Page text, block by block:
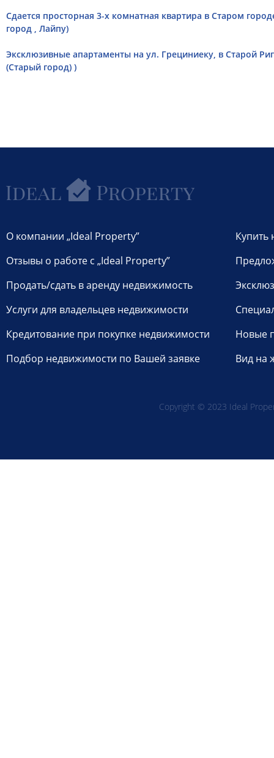
Сдается просторная 3-х комнатная квартира в Старом
город , Лайпу)
Эксклюзивные апартаменты на ул. Грециниеку, в Старой
(Старый город) )
О компании „Ideal Property”
Отзывы о работе с „Ideal Property”
Продать/сдать в аренду недвижимость
Услуги для владельцев недвижимости
Кредитование при покупке недвижимости
Подбор недвижимости по Вашей заявке
Купить
Новые
Вид на
Copyright © 2023 Ideal